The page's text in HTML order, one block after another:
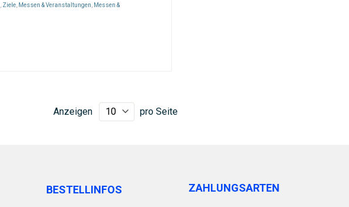
Ziele Messen & Veranstaltungen
Messen &
Anzeigen
pro Seite
BESTELLINFOS ZAHLUNGSARTEN